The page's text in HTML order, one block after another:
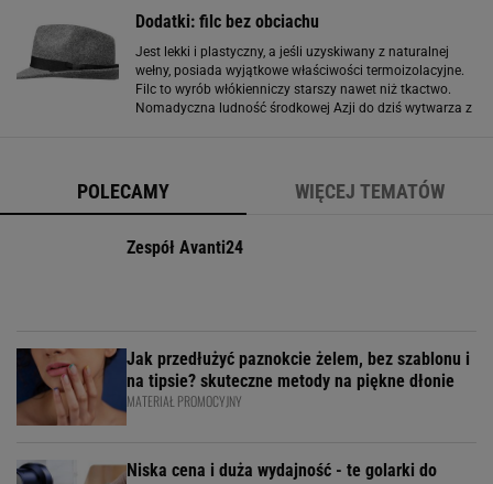
Dodatki: filc bez obciachu
Jest lekki i plastyczny, a jeśli uzyskiwany z naturalnej
wełny, posiada wyjątkowe właściwości termoizolacyjne.
Filc to wyrób włókienniczy starszy nawet niż tkactwo.
Nomadyczna ludność środkowej Azji do dziś wytwarza z
POLECAMY WIĘCEJ TEMATÓW
Zespół Avanti24
Jak przedłużyć paznokcie żelem, bez szablonu i
na tipsie? skuteczne metody na piękne dłonie
MATERIAŁ PROMOCYJNY
Niska cena i duża wydajność - te golarki do